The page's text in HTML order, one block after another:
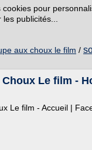
pour
publicités...
aux choux le film /
Le film -
Le film - Accueil |